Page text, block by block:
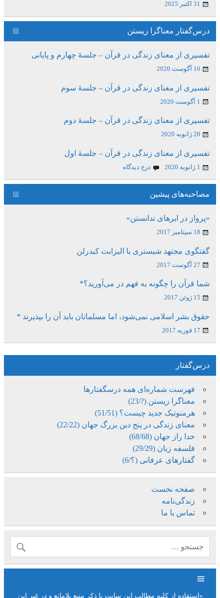
31 اکتبر 2025
درس‌گفتار معناگرا زیستن
تفسیری از معنای زندگی در قرآن – جلسۀ چهارم و پایانی
16 آگوست 2020
تفسیری از معنای زندگی در قرآن – جلسۀ سوم
1 آگوست 2020
تفسیری از معنای زندگی در قرآن – جلسۀ دوم
28 ژانویه 2020
تفسیری از معنای زندگی در قرآن – جلسۀ اول
1 ژانویه 2020 درج دیدگاه
مصاحبه‌های پیشین
«پرواز در ابرهای ندانستن»
18 سپتامبر 2017
گفتگوی مجتهد شبستری با الیزابت کیدرلن
27 آگوست 2017
شما قرآن را چگونه به فهم در می‌آورید؟*
15 ژوئن 2017
حقوق بشر اسلامی نمی‌شود، اما مسلمانان باید آن را بپذیرند *
17 فوریه 2017
درس‌گفتار
فهرست شماره‌ای همه درسگفتارها
معناگرا زیستن (?/23)
هرمنوتیک جدید چیست؟ (51/51)
معنای زندگی در پنج دین بزرگ جهان (22/22)
خدا راز جهان (68/68)
فلسفه زبان (29/29)
گفتارهای عرفانی (؟/6)
صفحه نخست
زندگی‌نامه
تماس با ما
«استفاده از کلیه مطالب این سایت با ذکر منبع بلامانع و در غیر این